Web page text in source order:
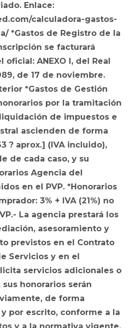
Enlace:
calculadora-gastos-
*Gastos de Registro de la
se facturará
oficial: ANEXO I, del Real
de 17 de noviembre.
*Gastos de Gestión
por la tramitación
de impuestos e
ascienden de forma
? aprox.] (IVA incluido),
de cada caso, y su
Agencia del
en el PVP. *Honorarios
3% + IVA (21%) no
La agencia prestará los
asesoramiento y
previstos en el Contrato
Servicios y en el
servicios adicionales o
honorarios serán
de forma
por escrito, conforme a la